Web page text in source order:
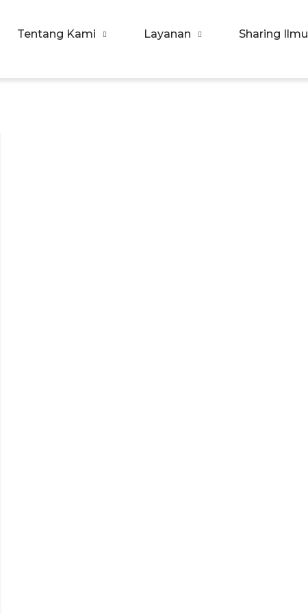
Tentang Kami Layanan Sharing Ilmu